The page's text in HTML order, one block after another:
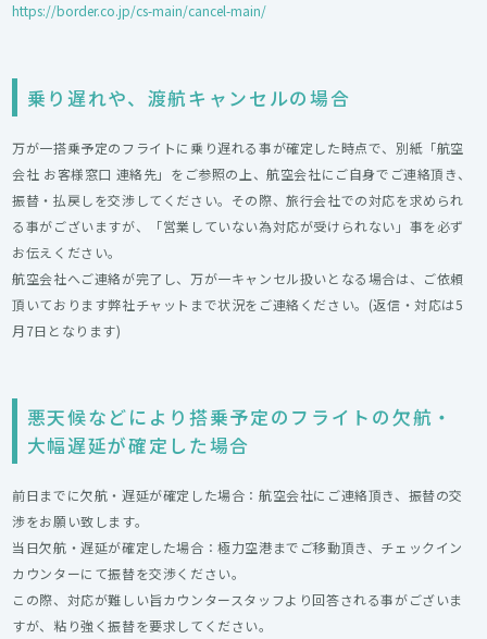
https://border.co.jp/cs-main/cancel-main/
乗り遅れや、渡航キャンセルの場合
万が一搭乗予定のフライトに乗り遅れる事が確定した時点で、別紙「航空
会社 お客様窓口 連絡先」をご参照の上、航空会社にご自身でご連絡頂き、
振替・払戻しを交渉してください。その際、旅行会社での対応を求められ
る事がございますが、「営業していない為対応が受けられない」事を必ず
お伝えください。
航空会社へご連絡が完了し、万が一キャンセル扱いとなる場合は、ご依頼
頂いております弊社チャットまで状況をご連絡ください。(返信・対応は5
月7日となります)
悪天候などにより搭乗予定のフライトの欠航・
大幅遅延が確定した場合
前日までに欠航・遅延が確定した場合：航空会社にご連絡頂き、振替の交
渉をお願い致します。
当日欠航・遅延が確定した場合：極力空港までご移動頂き、チェックイン
カウンターにて振替を交渉ください。
この際、対応が難しい旨カウンタースタッフより回答される事がございま
すが、粘り強く振替を要求してください。